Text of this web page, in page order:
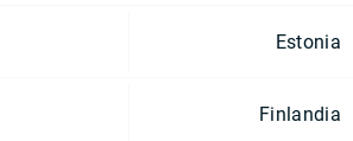
Estonia
Finlandia